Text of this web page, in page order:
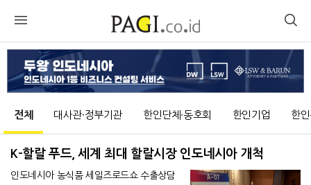
전체 대사관∙정부기관 한인단체∙동호회 한인기업 한
K-할랄 푸드, 세계 최대 할랄시장 인도네시아 개척
인도네시아 농식품 세일즈로드쇼 수출상담